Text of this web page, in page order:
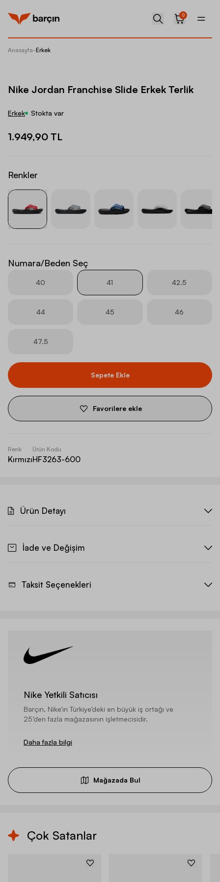
0
Anasayfa-Erkek
Nike Jordan Franchise Slide Erkek Terlik
Erkek Stokta var
1.949,90 TL
Renkler
Numara/Beden Seç
40 41 42.5
44 45 46
47.5
Sepete Ekle
Favorilere ekle
Renk
Kırmızı
Ürün Kodu
HF3263-600
Ürün Detayı
İade ve Değişim
Taksit Seçenekleri
Nike Yetkili Satıcısı
Barçın, Nike’ın Türkiye’deki en büyük iş ortağı ve
25’den fazla mağazasının işletmecisidir.
Daha fazla bilgi
Mağazada Bul
Çok Satanlar